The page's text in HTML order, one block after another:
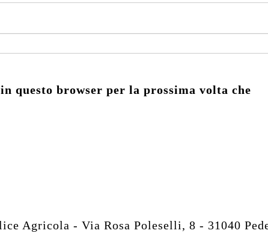
questo browser per la prossima volta che
Agricola - Via Rosa Poleselli, 8 - 31040